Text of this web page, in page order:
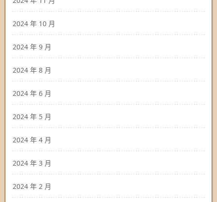
2024 年 10 月
2024 年 9 月
2024 年 8 月
2024 年 6 月
2024 年 5 月
2024 年 4 月
2024 年 3 月
2024 年 2 月